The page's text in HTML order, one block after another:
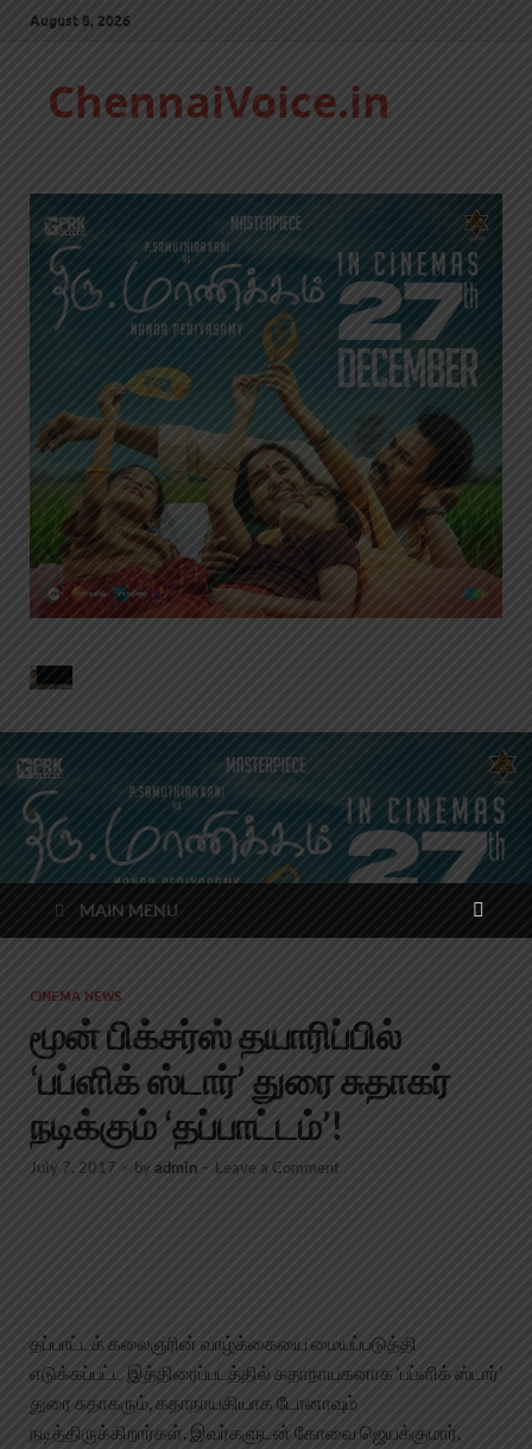
August 8, 2026
ChennaiVoice.in
MAIN MENU
CINEMA NEWS
மூன் பிக்சர்ஸ் தயாரிப்பில்
‘பப்ளிக் ஸ்டார்’ துரை சுதாகர்
நடிக்கும் ‘தப்பாட்டம்’!
July 7, 2017 - byadmin - Leave a Comment
தப்பாட்டக் கலைஞரின் வாழ்க்கையை மையப்படுத்தி
எடுக்கப்பட்ட இத்திரைப்படத்தில் கதாநாயகனாக ‘பப்ளிக் ஸ்டார்’
துரை சுதாகரும், கதாநாயகியாக டோனாவும்
நடித்திருக்கிறார்கள். இவர்களுடன் கோவை ஜெயக்குமார்,